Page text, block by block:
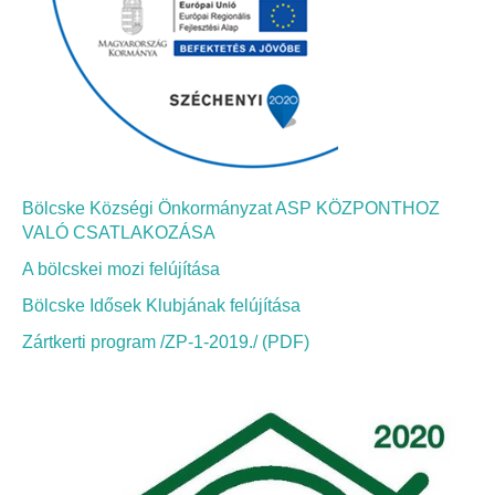
Bölcskei Néptánc Egyesület
Bölcskei Polgárőrség
Bölcskei Klímakör
HIVATAL
Szervezeti felépítés
Dokumentumok
Bölcske Községi Önkormányzat ASP KÖZPONTHOZ
VALÓ CSATLAKOZÁSA
A bölcskei mozi felújítása
Bölcske Idősek Klubjának felújítása
Zártkerti program /ZP-1-2019./ (PDF)